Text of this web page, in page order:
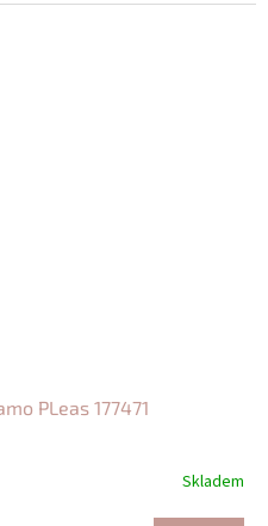
PLeas 177471
Skladem